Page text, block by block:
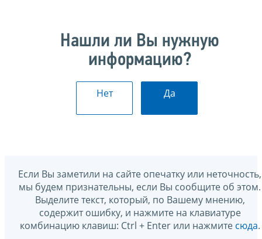
Нашли ли Вы нужную
информацию?
Нет Да
Если Вы заметили на сайте опечатку или неточность,
мы будем признательны, если Вы сообщите об этом.
Выделите текст, который, по Вашему мнению,
содержит ошибку, и нажмите на клавиатуре
комбинацию клавиш: Ctrl + Enter или нажмите сюда.